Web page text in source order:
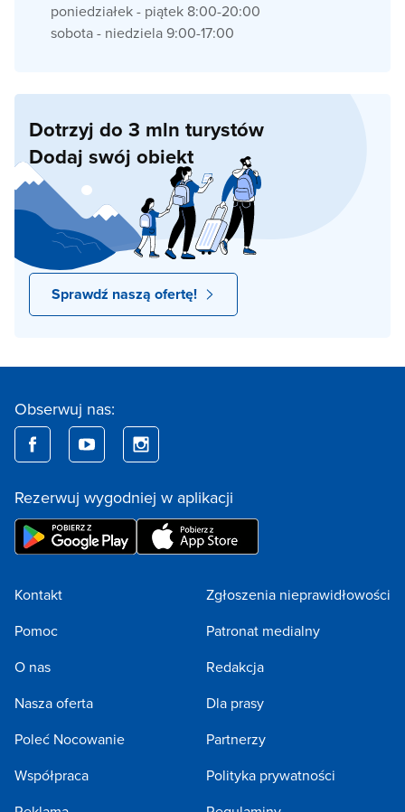
poniedziałek - piątek 8:00-20:00
sobota - niedziela 9:00-17:00
Dotrzyj do 3 mln turystów
Dodaj swój obiekt
Sprawdź naszą ofertę!
Obserwuj nas:
Rezerwuj wygodniej w aplikacji
Kontakt
Pomoc
O nas
Nasza oferta
Poleć Nocowanie
Współpraca
Zgłoszenia nieprawidłowości
Patronat medialny
Redakcja
Dla prasy
Partnerzy
Polityka prywatności